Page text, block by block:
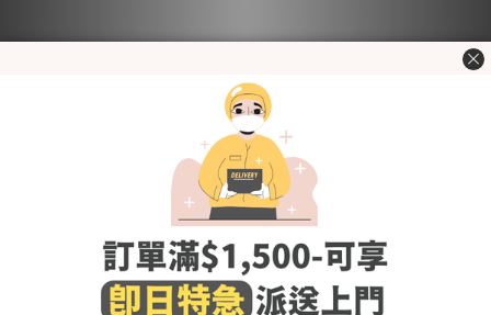
售完
KRMB458 韓國 Merebe 嬰兒
睡眠防踢背心-蹦蹦跳兔仔
HK$139.30
KRMB455 韓國 Merebe 嬰兒
睡眠防踢背心-小熊軟糖 (春
HK$139.30
HK$199.00